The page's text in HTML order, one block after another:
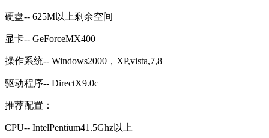
硬盘-- 625M以上剩余空间
显卡-- GeForceMX400
操作系统-- Windows2000，XP,vista,7,8
驱动程序-- DirectX9.0c
推荐配置：
CPU-- IntelPentium41.5Ghz以上